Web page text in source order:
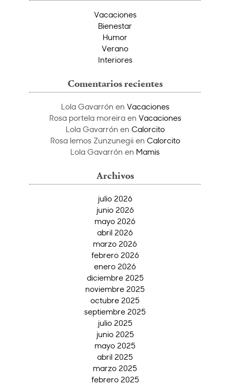
Vacaciones
Bienestar
Humor
Verano
Interiores
Comentarios recientes
Lola Gavarrón en Vacaciones
Rosa portela moreiraen Vacaciones
Lola Gavarrón en Calorcito
Rosa lemos Zunzunegiien Calorcito
Lola Gavarrón en Mamis
Archivos
julio 2026
junio 2026
mayo 2026
abril 2026
marzo 2026
febrero 2026
enero 2026
diciembre 2025
noviembre 2025
octubre 2025
septiembre 2025
julio 2025
junio 2025
mayo 2025
abril 2025
marzo 2025
febrero 2025